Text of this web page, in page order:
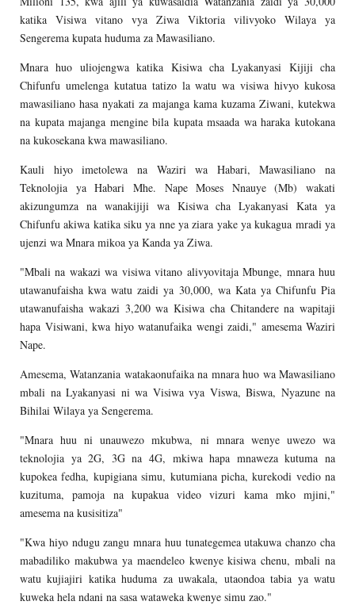
katika Visiwa vitano vya Ziwa Viktoria vilivyoko Wilaya ya
Sengerema kupata huduma za Mawasiliano.
Mnara huo uliojengwa katika Kisiwa cha Lyakanyasi Kijiji cha
Chifunfu umelenga kutatua tatizo la watu wa visiwa hivyo kukosa
mawasiliano hasa nyakati za majanga kama kuzama Ziwani, kutekwa
na kupata majanga mengine bila kupata msaada wa haraka kutokana
na kukosekana kwa mawasiliano.
Kauli hiyo imetolewa na Waziri wa Habari, Mawasiliano na
Teknolojia ya Habari Mhe. Nape Moses Nnauye (Mb) wakati
akizungumza na wanakijiji wa Kisiwa cha Lyakanyasi Kata ya
Chifunfu akiwa katika siku ya nne ya ziara yake ya kukagua mradi ya
ujenzi wa Mnara mikoa ya Kanda ya Ziwa.
"Mbali na wakazi wa visiwa vitano alivyovitaja Mbunge, mnara huu
utawanufaisha kwa watu zaidi ya 30,000, wa Kata ya Chifunfu Pia
utawanufaisha wakazi 3,200 wa Kisiwa cha Chitandere na wapitaji
hapa Visiwani, kwa hiyo watanufaika wengi zaidi," amesema Waziri
Nape.
Amesema, Watanzania watakaonufaika na mnara huo wa Mawasiliano
mbali na Lyakanyasi ni wa Visiwa vya Viswa, Biswa, Nyazune na
Bihilai Wilaya ya Sengerema.
"Mnara huu ni unauwezo mkubwa, ni mnara wenye uwezo wa
teknolojia ya 2G, 3G na 4G, mkiwa hapa mnaweza kutuma na
kupokea fedha, kupigiana simu, kutumiana picha, kurekodi vedio na
kuzituma, pamoja na kupakua video vizuri kama mko mjini,"
amesema na kusisitiza"
"Kwa hiyo ndugu zangu mnara huu tunategemea utakuwa chanzo cha
mabadiliko makubwa ya maendeleo kwenye kisiwa chenu, mbali na
watu kujiajiri katika huduma za uwakala, utaondoa tabia ya watu
kuweka hela ndani na sasa wataweka kwenye simu zao."